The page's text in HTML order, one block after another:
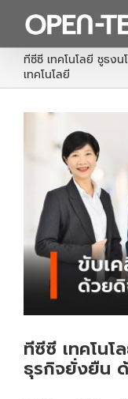
content
ทีซีซี เทคโนโลยี ชูธง
เทคโนโลยี
ทีซีซี เทคโนโ
ธุรกิจยั่งยืน